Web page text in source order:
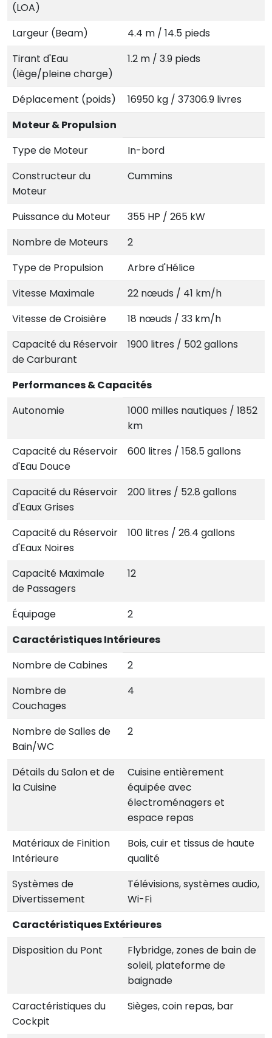
(LOA)
Largeur (Beam)
4.4 m / 14.5 pieds
Tirant d'Eau
(lège/pleine charge)
1.2 m / 3.9 pieds
Déplacement (poids)
16950 kg / 37306.9 livres
Moteur & Propulsion
Type de Moteur
In-bord
Constructeur du
Moteur
Cummins
Puissance du Moteur
355 HP / 265 kW
Nombre de Moteurs
2
Type de Propulsion
Arbre d'Hélice
Vitesse Maximale
22 nœuds / 41 km/h
Vitesse de Croisière
18 nœuds / 33 km/h
Capacité du Réservoir
de Carburant
1900 litres / 502 gallons
Performances & Capacités
Autonomie
1000 milles nautiques / 1852
km
Capacité du Réservoir
d'Eau Douce
600 litres / 158.5 gallons
Capacité du Réservoir
d'Eaux Grises
200 litres / 52.8 gallons
Capacité du Réservoir
d'Eaux Noires
100 litres / 26.4 gallons
Capacité Maximale
de Passagers
12
Équipage
2
Caractéristiques Intérieures
Nombre de Cabines
2
Nombre de
Couchages
4
Nombre de Salles de
Bain/WC
2
Détails du Salon et de
la Cuisine
Cuisine entièrement
équipée avec
électroménagers et
espace repas
Matériaux de Finition
Intérieure
Bois, cuir et tissus de haute
qualité
Systèmes de
Divertissement
Télévisions, systèmes audio,
Wi-Fi
Caractéristiques Extérieures
Disposition du Pont
Flybridge, zones de bain de
soleil, plateforme de
baignade
Caractéristiques du
Cockpit
Sièges, coin repas, bar